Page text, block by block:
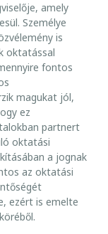
amely
Személye
is
oktatással
fontos
magukat jól,
ez
partnert
oktatási
a jognak
az oktatási
ezért is emelte